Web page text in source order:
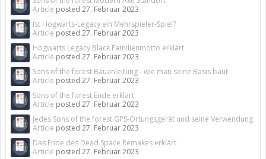
Article posted 27. Februar 2023
Ist Hogwarts-Legacy ein Mehrspieler-Spiel?
Article posted 27. Februar 2023
Hogwarts Legacy Black Familienmotto erklärt
Article posted 27. Februar 2023
Sons of the forest Bauanleitung - wie man seine Basis baut
Article posted 27. Februar 2023
Sons of the forest Ende erklärt
Article posted 27. Februar 2023
Jedes Sons of the forest GPS-Ortungsgerät und seine Verwendung
Article posted 27. Februar 2023
Das Ende des Dead Space Remakes erklärt
Article posted 27. Februar 2023